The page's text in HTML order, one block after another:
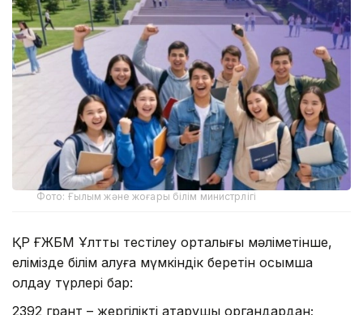
Фото: Ғылым және жоғары білім министрлігі
ҚР ҒЖБМ Ұлттық тестілеу орталығы мәліметінше,
елімізде білім алуға мүмкіндік беретін қосымша
қолдау түрлері бар:
2392 грант – жергілікті атқарушы органдардан;